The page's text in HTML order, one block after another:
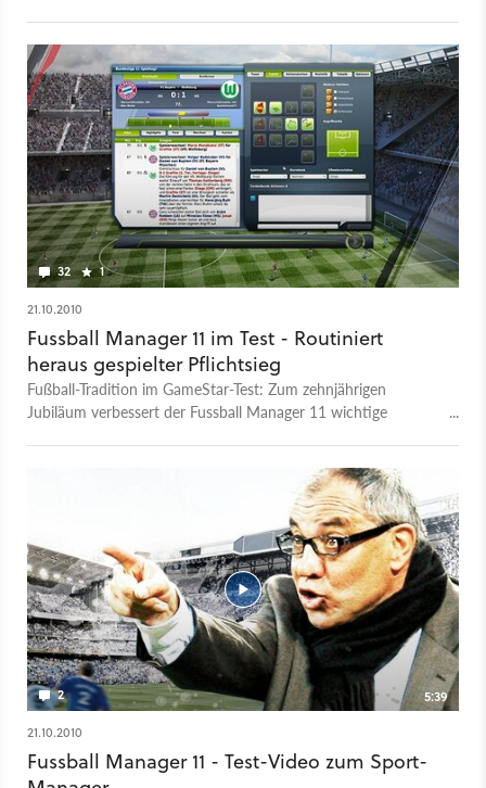
32 1
21.10.2010
Fussball Manager 11 im Test - Routiniert
heraus gespielter Pflichtsieg
Fußball-Tradition im GameStar-Test: Zum zehnjährigen
Jubiläum verbessert der Fussball Manager 11 wichtige
2
5:39
21.10.2010
Fussball Manager 11 - Test-Video zum Sport-